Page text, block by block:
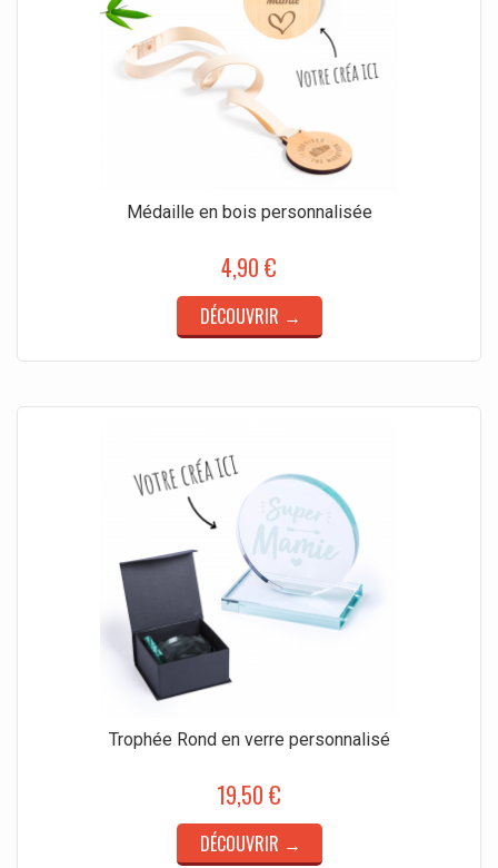
Médaille en bois personnalisée
4,90 €
DÉCOUVRIR →
Trophée Rond en verre personnalisé
19,50 €
DÉCOUVRIR →